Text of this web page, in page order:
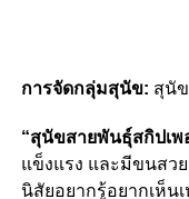
การจัดกลุ่มสุนัข: สุนั
“สุนัขสายพันธุ์สกิปเพ
แข็งแรง และมีขนสว
นิสัยอยากรู้อยากเห็น